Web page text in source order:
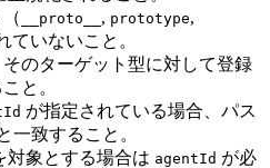
__proto__ , prototype,
ていないこと。
のターゲット型に対して登録
と。
が指定されている場合、パス
一致すること。
対象とする場合は agentId が必